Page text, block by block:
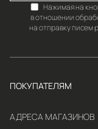
Нажимая на
в отношении
на отправку писем
ПОКУПАТЕЛЯМ
АДРЕСА МАГАЗИНОВ